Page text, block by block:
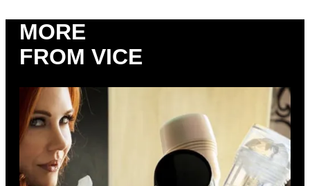
MORE
FROM VICE